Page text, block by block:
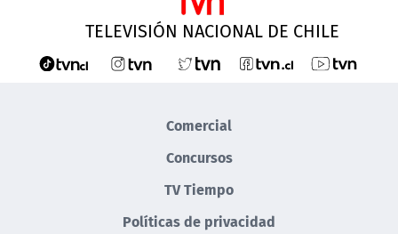
TELEVISIÓN NACIONAL DE CHILE
Comercial
Concursos
TV Tiempo
Políticas de privacidad